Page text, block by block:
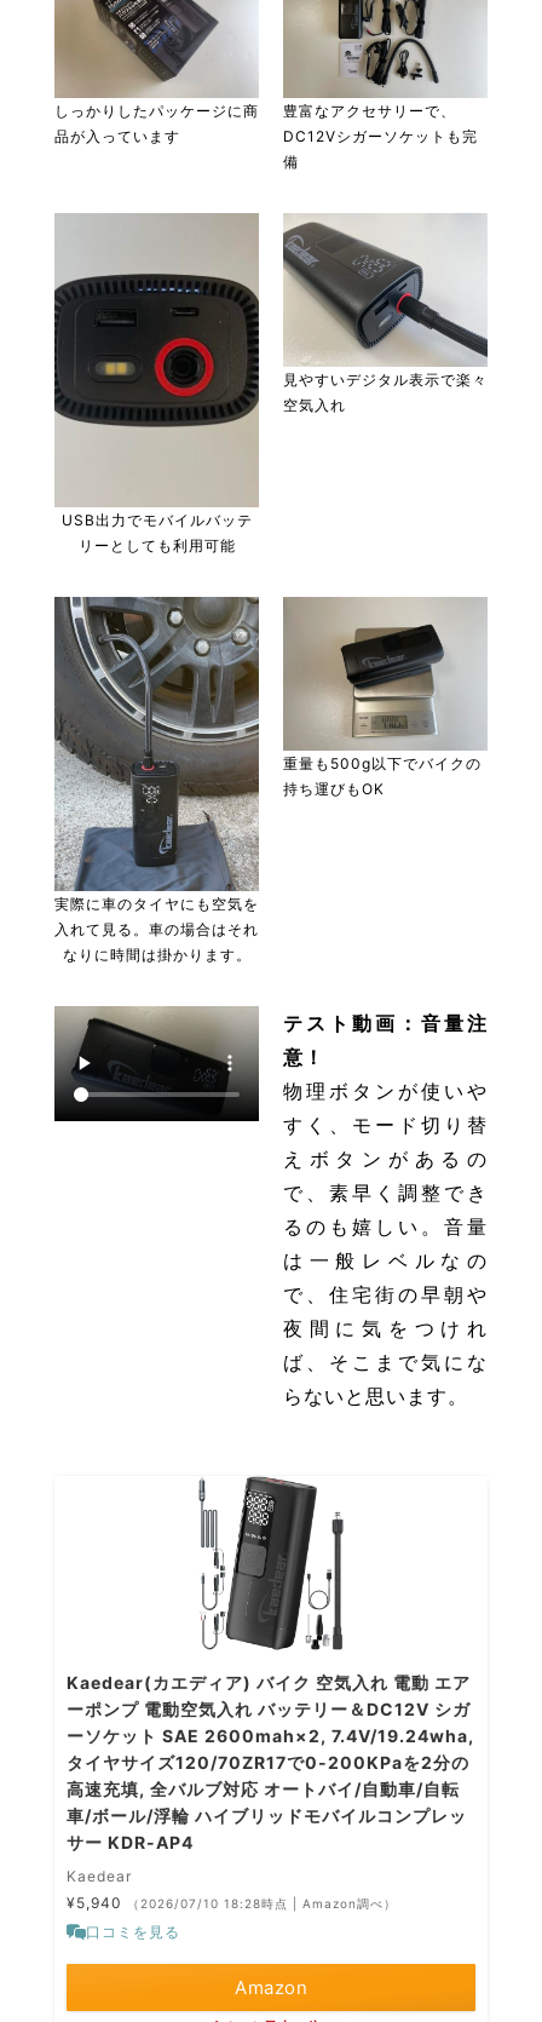
しっかりしたパッケージに商
品が入っています
豊富なアクセサリーで、
DC12Vシガーソケットも完
備
USB出力でモバイルバッテ
リーとしても利用可能
見やすいデジタル表示で楽々
空気入れ
実際に車のタイヤにも空気を
入れて見る。車の場合はそれ
なりに時間は掛かります。
重量も500g以下でバイクの
持ち運びもOK
テスト動画：音量注
意！
物理ボタンが使いや
すく、モード切り替
えボタンがあるの
で、素早く調整でき
るのも嬉しい。音量
は一般レベルなの
で、住宅街の早朝や
夜間に気をつけれ
ば、そこまで気にな
らないと思います。
Kaedear(カエディア) バイク 空気入れ 電動 エア
ーポンプ 電動空気入れ バッテリー＆DC12V シガ
ーソケット SAE 2600mah×2, 7.4V/19.24wha,
タイヤサイズ120/70ZR17で0-200KPaを2分の
高速充填, 全バルブ対応 オートバイ/自動車/自転
車/ボール/浮輪 ハイブリッドモバイルコンプレッ
サー KDR-AP4
Kaedear
¥5,940
（2026/07/10 18:28時点 | Amazon調べ）
口コミを見る
Amazon